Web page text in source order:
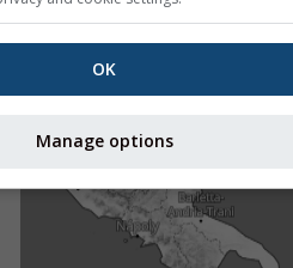
OK
Manage options